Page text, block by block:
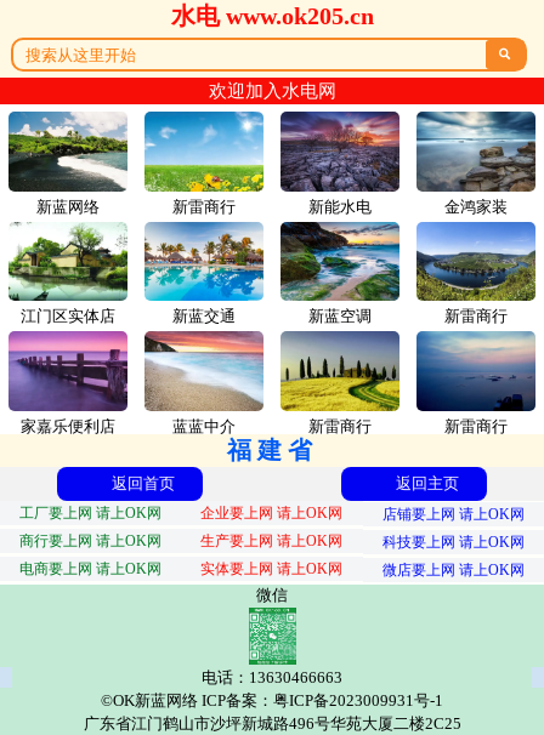
水电 www.ok205.cn

欢迎加入水电网
新蓝网络 新雷商行
江门区实体店 新蓝交通
家嘉乐便利店 蓝蓝中介
新能水电 金鸿家装
新蓝空调 新雷商行
新雷商行 新雷商行
福建省
返回首页 返回主页
工厂要上网 请上OK网 企业要上网 请上OK网
店铺要上网 请上OK网
商行要上网 请上OK网
生产要上网 请上OK网
科技要上网 请上OK网
电商要上网 请上OK网
实体要上网 请上OK网 微店要上网 请上OK网
微信
电话：13630466663
©OK新蓝网络 ICP备案：粤ICP备2023009931号-1
广东省江门鹤山市沙坪新城路496号华苑大厦二楼2C25